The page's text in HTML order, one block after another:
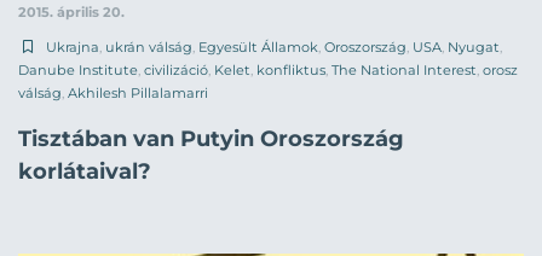
2015. április 20.
Ukrajna ukrán válság Egyesült Államok Oroszország USA Nyugat
Danube Institute civilizáció Kelet konfliktus The National Interest orosz
válság Akhilesh Pillalamarri
Tisztában van Putyin Oroszország
korlátaival?